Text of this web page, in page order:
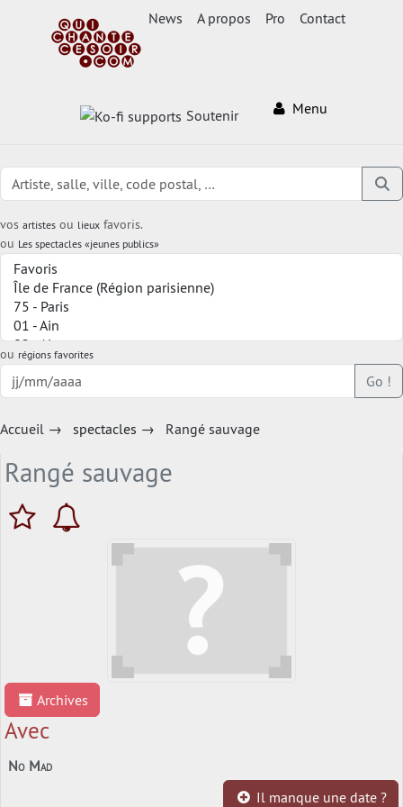
News A propos Pro Contact
Soutenir Menu
vos artistes ou lieux favoris.
ou Les spectacles «jeunes publics»
ou régions favorites
Go !
Accueil → spectacles → Rangé sauvage
Rangé sauvage
Archives
Avec
No Mad
Il manque une date ?